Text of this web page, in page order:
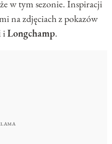
w tym sezonie. Inspiracji
na zdjęciach z pokazów
iLongchamp.